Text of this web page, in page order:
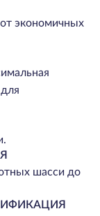
экономичных
шасси до